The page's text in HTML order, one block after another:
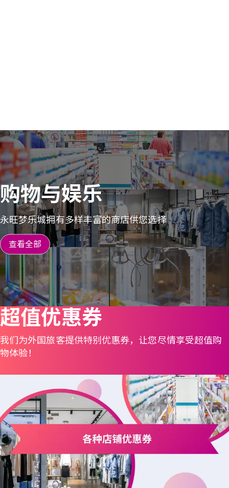
购物与娱乐
永旺梦乐城拥有多样丰富的商店供您选择
查看全部
超值优惠券
我们为外国旅客提供特别优惠券，让您尽情享受超值购
物体验！